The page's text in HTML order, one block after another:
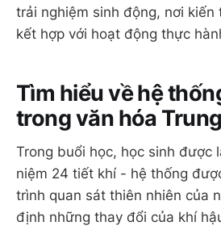
trải nghiệm sinh động, nơi
kết hợp với hoạt động thực
Tìm hiểu về hệ
trong văn hóa
Trong buổi học, học sinh được
niệm 24 tiết khí - hệ thống
trình quan sát thiên nhiên của
định những thay đổi của khí